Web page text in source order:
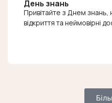
День знань
Привітайте з Днем знань,
відкриття та неймовірні